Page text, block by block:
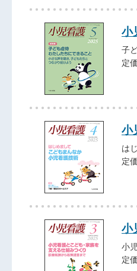
小
子
定
小
は
定
小
小
定